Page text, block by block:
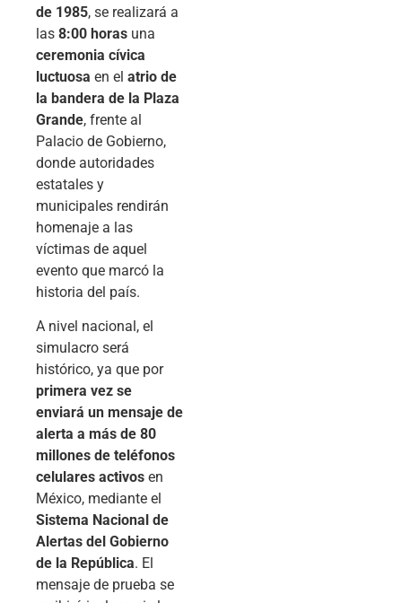
de 1985, se realizará a
las 8:00 horas una
ceremonia cívica
luctuosa en el atrio de
la bandera de la Plaza
Grande, frente al
Palacio de Gobierno,
donde autoridades
estatales y
municipales rendirán
homenaje a las
víctimas de aquel
evento que marcó la
historia del país.
A nivel nacional, el
simulacro será
histórico, ya que por
primera vez se
enviará un mensaje de
alerta a más de 80
millones de teléfonos
celulares activos en
México, mediante el
Sistema Nacional de
Alertas del Gobierno
de la República. El
mensaje de prueba se